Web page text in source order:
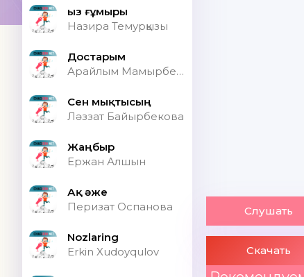
Қыз ғұмыры
Назира Темурқызы
Достарым
Арайлым Мамырбекқызы
Сен мықтысың
Ләззат Байырбекова
Жаңбыр
Ержан Алшын
Ақ әже
Перизат Оспанова
Nozlaring
Erkin Xudoyqulov
Слушать
Скачать